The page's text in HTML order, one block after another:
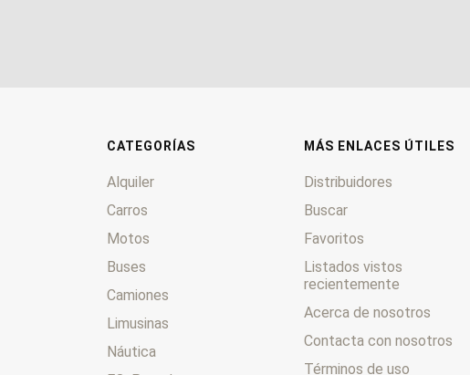
CATEGORÍAS
Alquiler
Carros
Motos
Buses
Camiones
Limusinas
Náutica
MÁS ENLACES ÚTILES
Distribuidores
Buscar
Favoritos
Listados vistos
recientemente
Acerca de nosotros
Contacta con nosotros
Términos de uso